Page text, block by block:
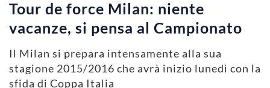
Tour de force Milan: niente
vacanze, si pensa al Campionato
Il Milan si prepara intensamente alla sua
stagione 2015/2016 che avrà inizio lunedì con la
sfida di Coppa Italia